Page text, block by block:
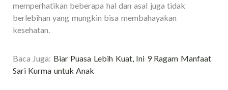
memperhatikan beberapa hal dan asal juga tidak
berlebihan yang mungkin bisa membahayakan
kesehatan.
Baca Juga: Biar Puasa Lebih Kuat, Ini 9 Ragam Manfaat
Sari Kurma untuk Anak